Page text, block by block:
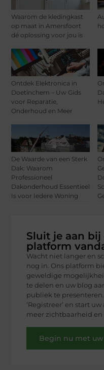
Waarom de kledingkast
op maat in Amersfoort
dé oplossing voor jou is
Ontdek Elektronica in
Doetinchem – Uw Gids
voor Reparatie,
Onderhoud en Meer
De Waarde van een Sterk
Dak: Waarom
Professioneel
Dakonderhoud Essentieel
Is voor Iedere Woning
Sluit je aan bij
platform
Wacht niet langer en
nog in. Ons platform
geweldige
te delen en uw blog
publiek te
‘Registreer’ en start
meer zichtbaarheid en
Begin nu met